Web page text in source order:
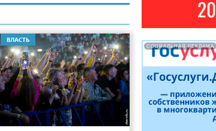
ВЛАСТЬ
СОЦИАЛЬНАЯ РЕКЛАМА